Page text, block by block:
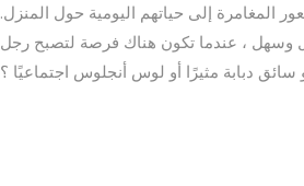
المغامرة إلى حياتهم اليومية حول المنزل.
وسهل ، عندما تكون هناك فرصة لتصبح رجل